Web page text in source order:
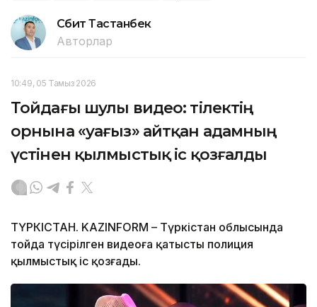
Сәбит Тастанбек
Авторлар
10:49, 05 Тамыз 2026
Тойдағы шулы видео: тілектің
орнына «уағыз» айтқан адамның
үстінен қылмыстық іс қозғалды
ТҮРКІСТАН. KAZINFORM – Түркістан облысында
тойда түсірілген видеоға қатысты полиция
қылмыстық іс қозғады.